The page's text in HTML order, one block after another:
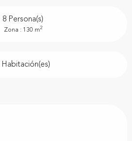
8 Persona(s)
Zona : 130 m 2
Habitación(es)